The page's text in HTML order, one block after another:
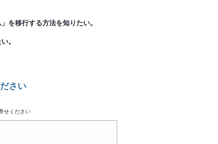
を移行する方法を知りたい。
。
さい
せください